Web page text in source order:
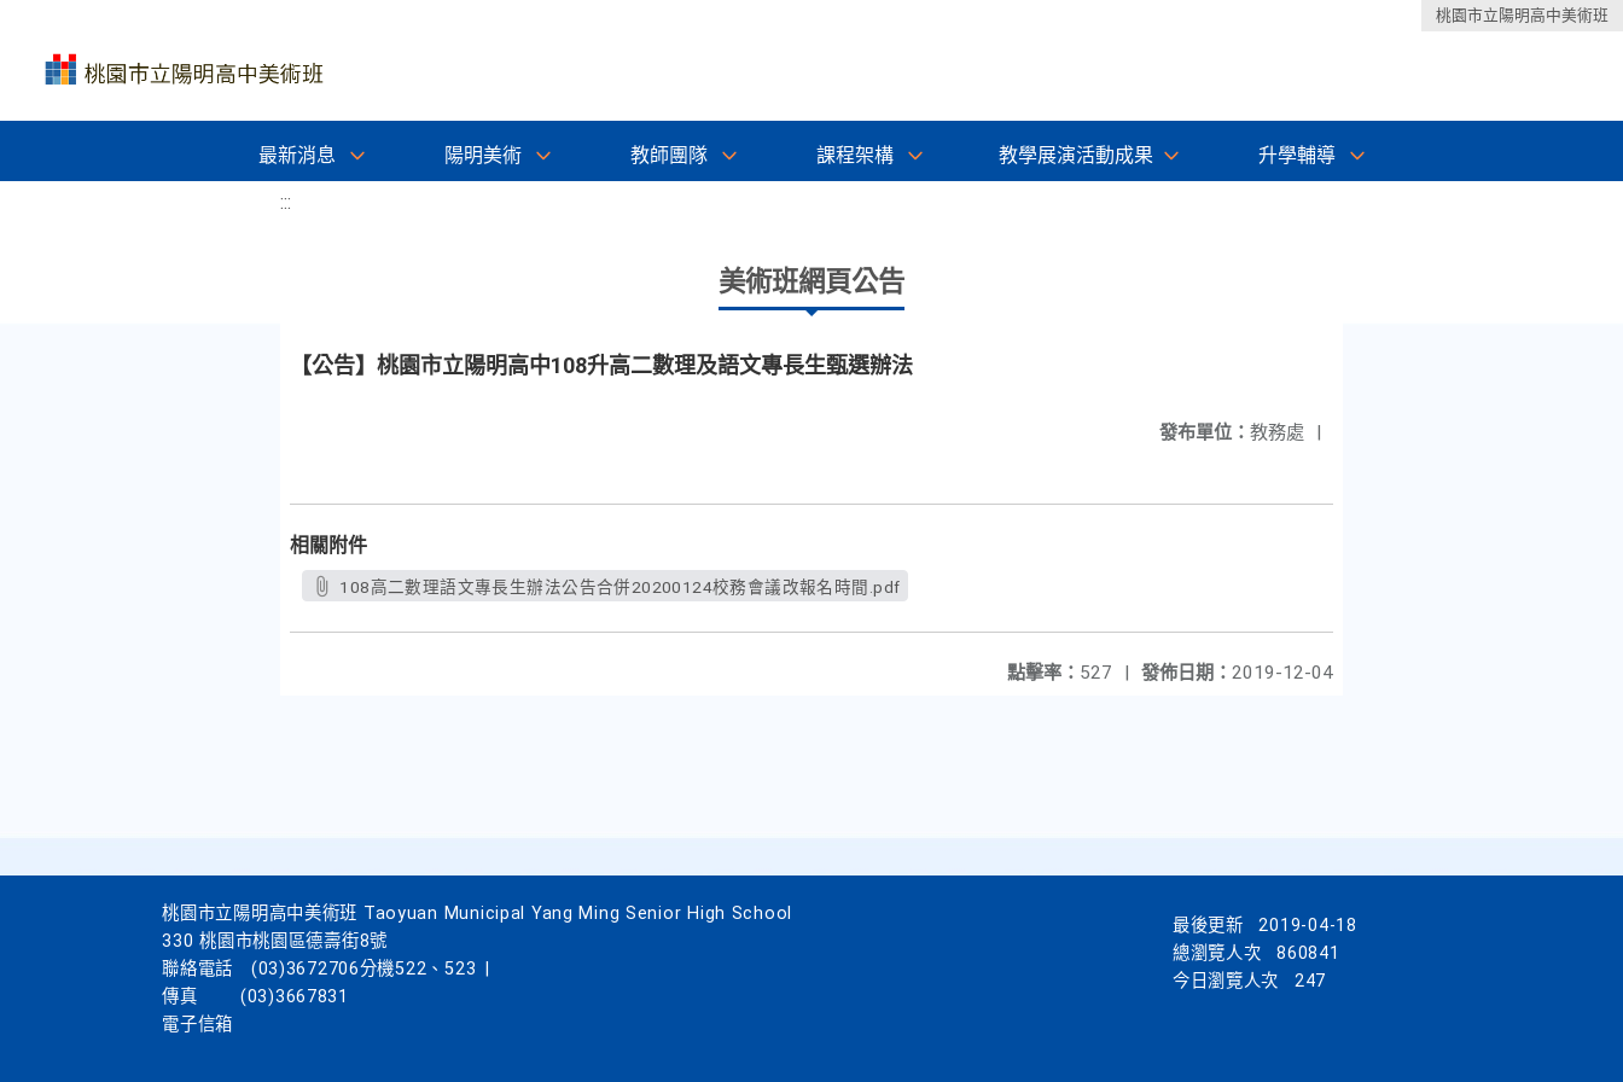
桃園市立陽明高中美術班
最新消息 陽明美術 教師團隊 課程架構 教學展演活動成果 升學輔導
:::
美術班網頁公告
【公告】桃園市立陽明高中108升高二數理及語文專長生甄選辦法
發布單位： 教務處 |
相關附件
108高二數理語文專長生辦法公告合併20200124校務會議改報名時間.pdf
發佈日期： 2019-12-04
點擊率： 527 |
桃園市立陽明高中美術班 Taoyuan Municipal Yang Ming Senior High School
330 桃園市桃園區德壽街8號
聯絡電話
(03)3672706分機522、523
傳真
(03)3667831
電子信箱
最後更新
2019-04-18
總瀏覽人次
860841
今日瀏覽人次
247